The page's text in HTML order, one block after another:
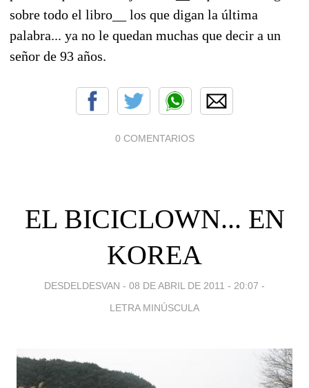
sobre todo el libro__ los que digan la última
palabra... ya no le quedan muchas que decir a un
señor de 93 años.
0 COMENTARIOS
EL BICICLOWN... EN
KOREA
DESDELDESVAN - 08 DE ABRIL DE 2011 - 20:07 -
LETRA MINÚSCULA